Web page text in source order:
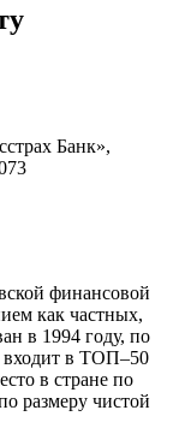
Банк»,
финансовой
как частных,
в 1994 году, по
входит в ТОП‒50
в стране по
размеру чистой